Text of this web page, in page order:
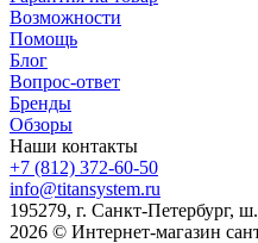
Возможности
Помощь
Блог
Вопрос-ответ
Бренды
Обзоры
Наши контакты
+7 (812) 372-60-50
info@titansystem.ru
195279, г. Санкт-Петербург,
2026 © Интернет-магазин